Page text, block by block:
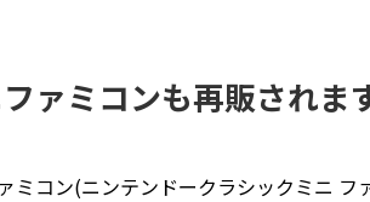
ァミコンも再販されま
ミコン(ニンテンドークラシックミニ